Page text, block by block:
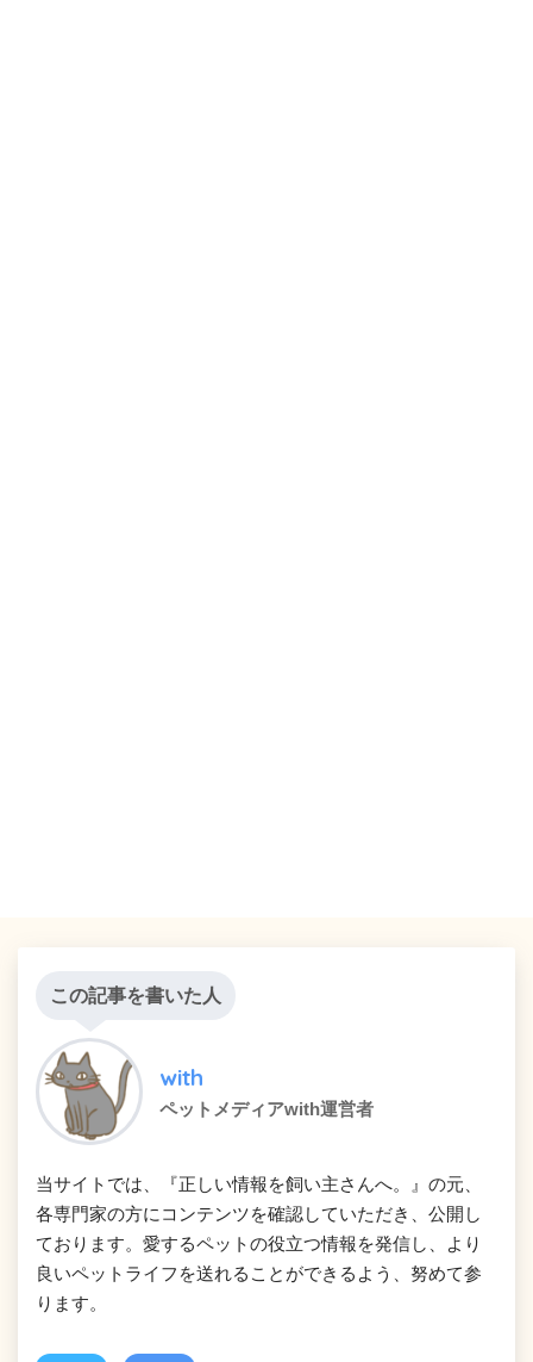
この記事を書いた人
with
ペットメディアwith運営者
当サイトでは、『正しい情報を飼い主さんへ。』の元、
各専門家の方にコンテンツを確認していただき、公開し
ております。愛するペットの役立つ情報を発信し、より
良いペットライフを送れることができるよう、努めて参
ります。